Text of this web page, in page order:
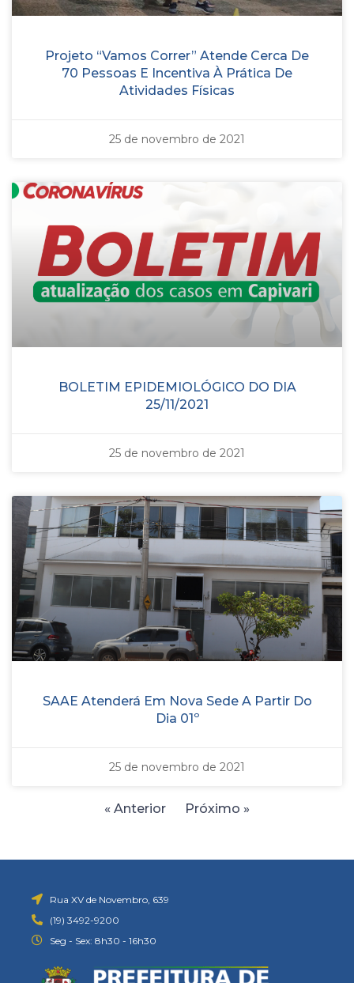
Projeto “Vamos Correr” Atende Cerca De
70 Pessoas E Incentiva À Prática De
Atividades Físicas
25 de novembro de 2021
BOLETIM EPIDEMIOLÓGICO DO DIA
25/11/2021
25 de novembro de 2021
SAAE Atenderá Em Nova Sede A Partir Do
Dia 01º
25 de novembro de 2021
« Anterior Próximo »
Rua XV de Novembro, 639
(19) 3492-9200
Seg - Sex: 8h30 - 16h30